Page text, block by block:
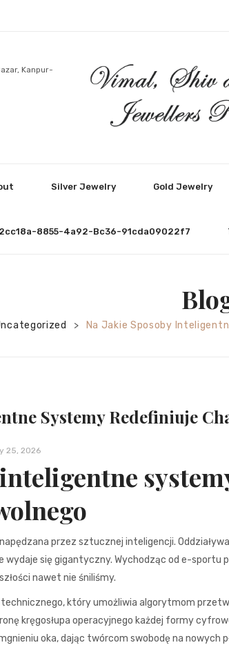
Kanpur-
Silver Jewelry Gold Jewelry
8855-4a92-Bc36-91cda09022f7
> Na Jakie Sposoby
Systemy Redefiniuje
25, 2026
przez sztucznej inteligencji.
się gigantyczny. Wychodząc od e-sportu
nawet nie śniliśmy.
który umożliwia algorytmom
kręgosłupa operacyjnego każdej formy
oka, dając twórcom swobodę na nowych